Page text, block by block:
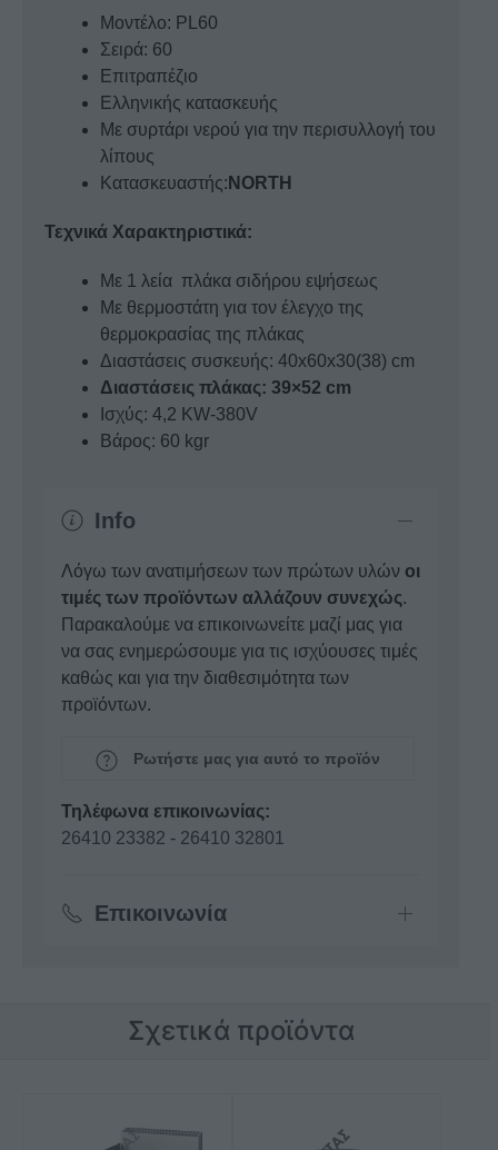
Μοντέλο: PL60
Σειρά: 60
Επιτραπέζιο
Ελληνικής κατασκευής
Με συρτάρι νερού για την περισυλλογή του
λίπους
Κατασκευαστής: NORTH
Τεχνικά Χαρακτηριστικά:
Με 1 λεία πλάκα σιδήρου εψήσεως
Με θερμοστάτη για τον έλεγχο της
θερμοκρασίας της πλάκας
Διαστάσεις συσκευής: 40x60x30(38) cm
Διαστάσεις πλάκας: 39×52 cm
Ισχύς: 4,2 KW-380V
Βάρος: 60 kgr
Info
Λόγω των ανατιμήσεων των πρώτων υλών οι
τιμές των προϊόντων αλλάζουν συνεχώς.
Παρακαλούμε να επικοινωνείτε μαζί μας για
να σας ενημερώσουμε για τις ισχύουσες τιμές
καθώς και για την διαθεσιμότητα των
προϊόντων.
Ρωτήστε μας για αυτό το προϊόν
Τηλέφωνα επικοινωνίας:
26410 23382 - 26410 32801
Επικοινωνία
Σχετικά προϊόντα